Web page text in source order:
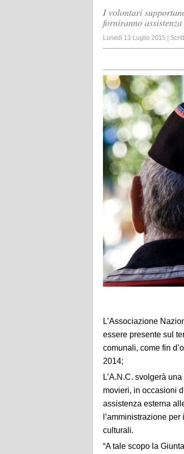
I volontari
forniranno
Lunedì 13 Luglio 2015 |
L’Associazione
essere presente sul
comunali, come fin
2014;
L’A.N.C. svolgerà
movieri, in occasioni
assistenza esterna
l’amministrazione
culturali.
“A tale scopo la